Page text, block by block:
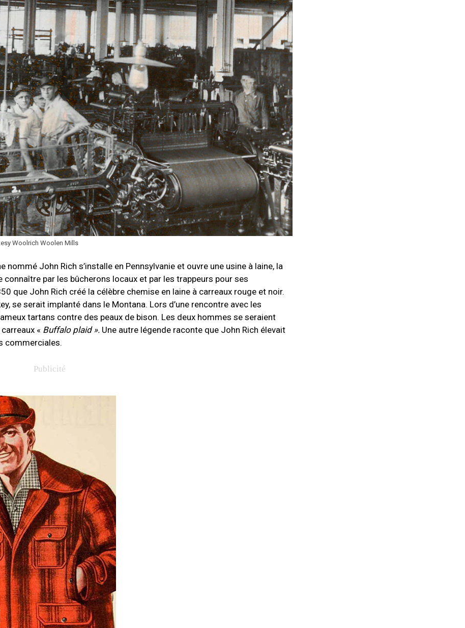
Woolrich Woolen Mills
nommé John Rich s’installe en Pennsylvanie et ouvre une usine à laine, la
par les bûcherons locaux et par les trappeurs pour ses
que John Rich créé la célèbre chemise en laine à carreaux rouge et noir.
se serait implanté dans le Montana. Lors d’une rencontre avec les
tartans contre des peaux de bison. Les deux hommes se seraient
« Buffalo plaid ». Une autre légende raconte que John Rich élevait
commerciales.